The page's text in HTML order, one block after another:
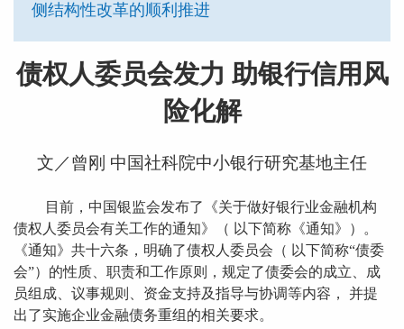
侧结构性改革的顺利推进
债权人委员会发力 助银行信用风
险化解
文／曾刚 中国社科院中小银行研究基地主任
目前，中国银监会发布了《关于做好银行业金融机构
债权人委员会有关工作的通知》（ 以下简称《通知》）。
《通知》共十六条，明确了债权人委员会（ 以下简称“债委
会”）的性质、职责和工作原则，规定了债委会的成立、成
员组成、议事规则、资金支持及指导与协调等内容， 并提
出了实施企业金融债务重组的相关要求。